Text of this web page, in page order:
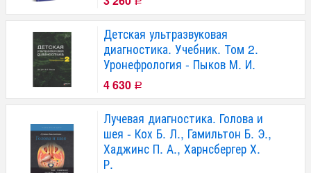
Детская ультразвуковая
диагностика. Учебник. Том 2.
Уронефрология - Пыков М. И.
4 630 Р
Лучевая диагностика. Голова и
шея - Кох Б. Л., Гамильтон Б. Э.,
Хаджинс П. А., Харнсбергер Х.
Р.